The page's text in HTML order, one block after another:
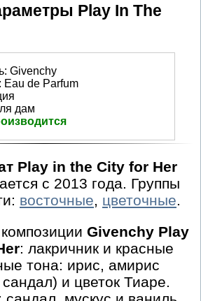
Play In The
: Givenchy
Eau de Parfum
дам
Play in the City for Her
с 2013 года. Группы
восточные, цветочные.
Givenchy Play
: лакричник и красные
тона: ирис, амирис
и цветок Тиаре.